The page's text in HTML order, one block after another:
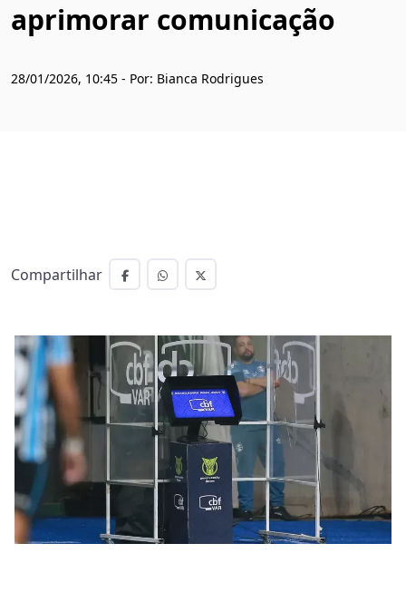
aprimorar comunicação
28/01/2026, 10:45 - Por: Bianca Rodrigues
Compartilhar